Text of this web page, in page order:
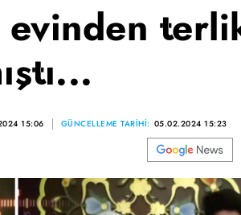
evinden
15:06 GÜNCELLEME TARİHİ: 05.02.2024 15:23